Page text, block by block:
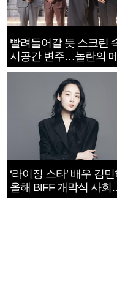
빨려들어갈 듯 스크린
시공간 변주…놀란의
지는 ‘전쟁 속죄’
‘라이징 스타’ 배우 김
올해 BIFF 개막식 사회
확정